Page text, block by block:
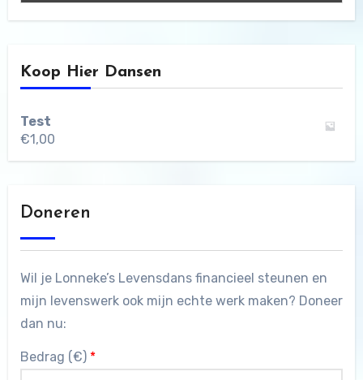
Koop Hier Dansen
Test
€1,00
Doneren
Wil je Lonneke’s Levensdans financieel steunen en
mijn levenswerk ook mijn echte werk maken? Doneer
dan nu:
Bedrag (€) *